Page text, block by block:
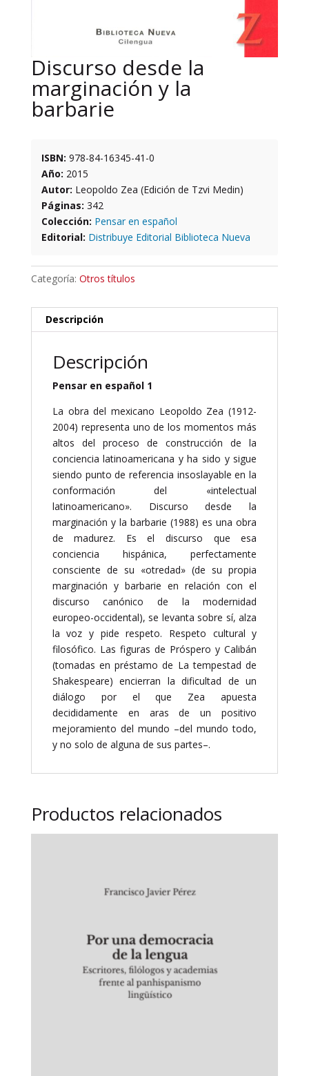
Discurso desde la
marginación y la
barbarie
ISBN: 978-84-16345-41-0
Año: 2015
Autor: Leopoldo Zea (Edición de Tzvi Medin)
Páginas: 342
Colección: Pensar en español
Editorial: Distribuye Editorial Biblioteca Nueva
Categoría: Otros títulos
Descripción
Descripción
Pensar en español 1
La obra del mexicano Leopoldo Zea (1912-
2004) representa uno de los momentos más
altos del proceso de construcción de la
conciencia latinoamericana y ha sido y sigue
siendo punto de referencia insoslayable en la
conformación del «intelectual
latinoamericano». Discurso desde la
marginación y la barbarie (1988) es una obra
de madurez. Es el discurso que esa
conciencia hispánica, perfectamente
consciente de su «otredad» (de su propia
marginación y barbarie en relación con el
discurso canónico de la modernidad
europeo-occidental), se levanta sobre sí, alza
la voz y pide respeto. Respeto cultural y
filosófico. Las figuras de Próspero y Calibán
(tomadas en préstamo de La tempestad de
Shakespeare) encierran la dificultad de un
diálogo por el que Zea apuesta
decididamente en aras de un positivo
mejoramiento del mundo –del mundo todo,
y no solo de alguna de sus partes–.
Productos relacionados